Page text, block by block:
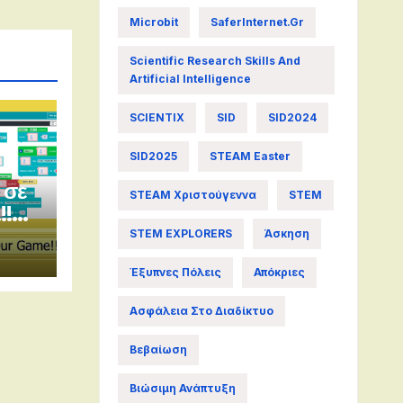
Microbit SaferInternet.gr
Scientific Research Skills And
Artificial Intelligence
SCIENTIX SID SID2024
SID2025 STEAM Easter
STEAM Χριστούγεννα STEM
STEM EXPLORERS Άσκηση
Έξυπνες Πόλεις Απόκριες
Ασφάλεια Στο Διαδίκτυο
Βεβαίωση
Βιώσιμη Ανάπτυξη